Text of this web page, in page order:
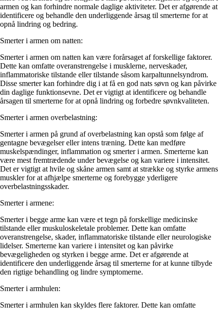
armen og kan forhindre normale daglige aktiviteter. Det er afgørende at
identificere og behandle den underliggende årsag til smerterne for at
opnå lindring og bedring.
Smerter i armen om natten:
Smerter i armen om natten kan være forårsaget af forskellige faktorer.
Dette kan omfatte overanstrengelse i musklerne, nerveskader,
inflammatoriske tilstande eller tilstande såsom karpaltunnelsyndrom.
Disse smerter kan forhindre dig i at få en god nats søvn og kan påvirke
din daglige funktionsevne. Det er vigtigt at identificere og behandle
årsagen til smerterne for at opnå lindring og forbedre søvnkvaliteten.
Smerter i armen overbelastning:
Smerter i armen på grund af overbelastning kan opstå som følge af
gentagne bevægelser eller intens træning. Dette kan medføre
muskelspændinger, inflammation og smerter i armen. Smerterne kan
være mest fremtrædende under bevægelse og kan variere i intensitet.
Det er vigtigt at hvile og skåne armen samt at strække og styrke armens
muskler for at afhjælpe smerterne og forebygge yderligere
overbelastningsskader.
Smerter i armene:
Smerter i begge arme kan være et tegn på forskellige medicinske
tilstande eller muskuloskeletale problemer. Dette kan omfatte
overanstrengelse, skader, inflammatoriske tilstande eller neurologiske
lidelser. Smerterne kan variere i intensitet og kan påvirke
bevægeligheden og styrken i begge arme. Det er afgørende at
identificere den underliggende årsag til smerterne for at kunne tilbyde
den rigtige behandling og lindre symptomerne.
Smerter i armhulen:
Smerter i armhulen kan skyldes flere faktorer. Dette kan omfatte